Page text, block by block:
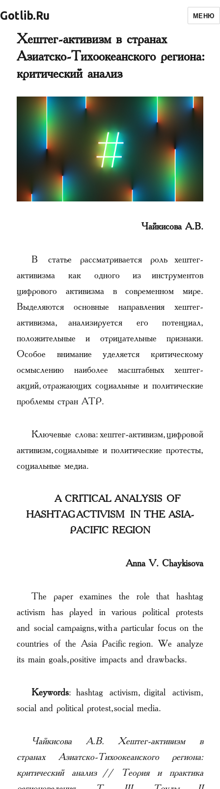
Gotlib.Ru МЕНЮ
Хештег-активизм в странах
Азиатско-Тихоокеанского региона:
критический анализ
Чайкисова А.В.
В статье рассматривается роль хештег-
активизма как одного из инструментов
цифрового активизма в современном мире.
Выделяются основные направления хештег-
активизма, анализируется его потенциал,
положительные и отрицательные признаки.
Особое внимание уделяется критическому
осмыслению наиболее масштабных хештег-
акций, отражающих социальные и политические
проблемы стран АТР.
Ключевые слова: хештег-активизм, цифровой
активизм, социальные и политические протесты,
социальные медиа.
A CRITICAL ANALYSIS OF
HASHTAG ACTIVISM IN THE ASIA-
PACIFIC REGION
Anna V. Chaykisova
The paper examines the role that hashtag
activism has played in various political protests
and social campaigns, with a particular focus on the
countries of the Asia Pacific region. We analyze
its main goals, positive impacts and drawbacks.
Keywords: hashtag activism, digital activism,
social and political protest, social media.
Чайкисова А.В. Хештег-активизм в
странах Азиатско-Тихоокеанского региона:
критический анализ // Теория и практика